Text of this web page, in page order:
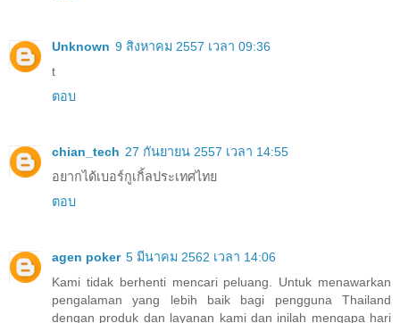
Unknown 9 สิงหาคม 2557 เวลา 09:36
t
ตอบ
chian_tech 27 กันยายน 2557 เวลา 14:55
อยากได้เบอร์กูเกิ้ลประเทศไทย
ตอบ
agen poker 5 มีนาคม 2562 เวลา 14:06
Kami tidak berhenti mencari peluang. Untuk menawarkan
pengalaman yang lebih baik bagi pengguna Thailand
dengan produk dan layanan kami dan inilah mengapa hari